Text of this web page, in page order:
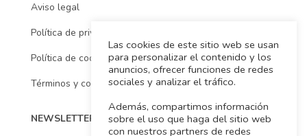
Aviso legal
Política de privacidad
Política de cookies
Términos y condiciones
NEWSLETTER
Las cookies de este sitio web se usan
para personalizar el contenido y los
anuncios, ofrecer funciones de redes
sociales y analizar el tráfico.
Además, compartimos información
sobre el uso que haga del sitio web
con nuestros partners de redes